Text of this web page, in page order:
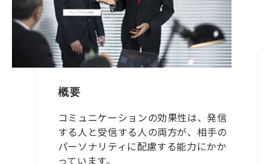
概要
コミュニケーションの効果性は、発信
する人と受信する人の両方が、相手の
パーソナリティに配慮する能力にかか
っています。